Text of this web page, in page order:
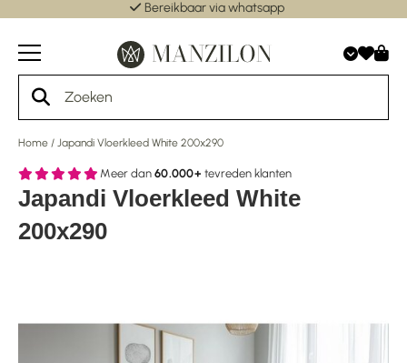
Bereikbaar via whatsapp
Home / Japandi Vloerkleed White 200x290
Meer dan 60.000+ tevreden klanten
Japandi Vloerkleed White
200x290